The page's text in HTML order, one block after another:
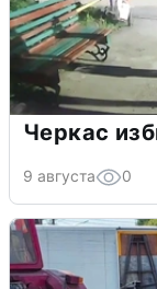
Черкас
9 августа 0